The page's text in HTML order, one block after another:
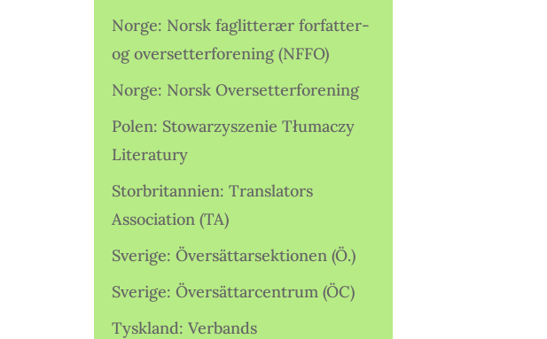
Norge: Norsk faglitterær forfatter-
og oversetterforening (NFFO)
Norge: Norsk Oversetterforening
Polen: Stowarzyszenie Tłumaczy
Literatury
Storbritannien: Translators
Association (TA)
Sverige: Översättarsektionen (Ö.)
Sverige: Översättarcentrum (ÖC)
Tyskland: Verbands